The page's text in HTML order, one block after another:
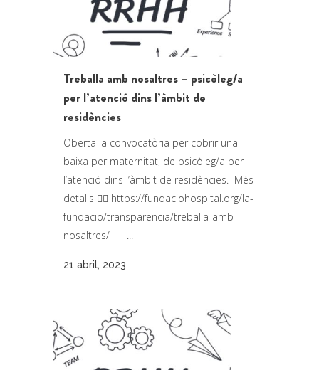
Treballa amb nosaltres – psicòleg/a
per l’atenció dins l’àmbit de
residències
Oberta la convocatòria per cobrir una
baixa per maternitat, de psicòleg/a per
l’atenció dins l’àmbit de residències. Més
detalls 👉🏼 https://fundaciohospital.org/la-
fundacio/transparencia/treballa-amb-
nosaltres/ ...
21 abril, 2023